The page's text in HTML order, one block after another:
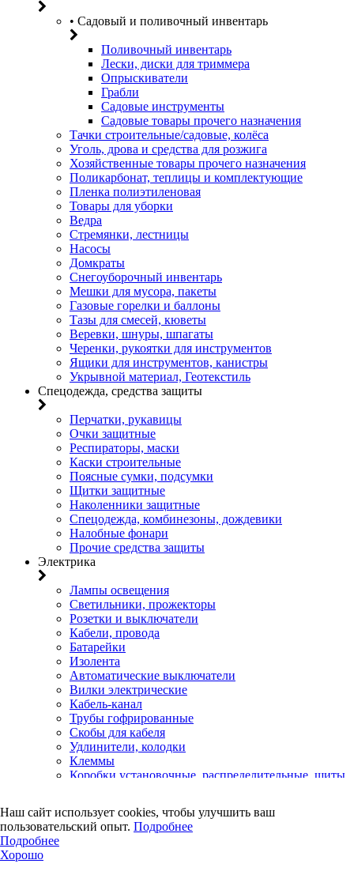
• Садовый и поливочный инвентарь
Поливочный инвентарь
Лески, диски для триммера
Опрыскиватели
Грабли
Садовые инструменты
Садовые товары прочего назначения
Тачки строительные/садовые, колёса
Уголь, дрова и средства для розжига
Хозяйственные товары прочего назначения
Поликарбонат, теплицы и комплектующие
Пленка полиэтиленовая
Товары для уборки
Ведра
Стремянки, лестницы
Насосы
Домкраты
Снегоуборочный инвентарь
Мешки для мусора, пакеты
Газовые горелки и баллоны
Тазы для смесей, кюветы
Веревки, шнуры, шпагаты
Черенки, рукоятки для инструментов
Ящики для инструментов, канистры
Укрывной материал, Геотекстиль
Спецодежда, средства защиты
Перчатки, рукавицы
Очки защитные
Респираторы, маски
Каски строительные
Поясные сумки, подсумки
Щитки защитные
Наколенники защитные
Спецодежда, комбинезоны, дождевики
Налобные фонари
Прочие средства защиты
Электрика
Лампы освещения
Светильники, прожекторы
Розетки и выключатели
Кабели, провода
Батарейки
Изолента
Автоматические выключатели
Вилки электрические
Кабель-канал
Трубы гофрированные
Скобы для кабеля
Удлинители, колодки
Клеммы
Коробки установочные, распределительные, щиты
Двери, сейф
Наш сайт использует cookies, чтобы улучшить ваш
пользовательский опыт. Подробнее
Подробнее
Хорошо